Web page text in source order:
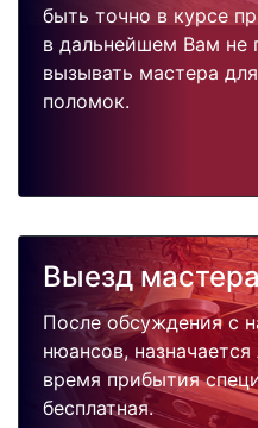
быть точно в курсе
в дальнейшем Вам не
вызывать мастера
поломок.
Выезд
После обсуждения с
нюансов,
время прибытия
бесплатная.